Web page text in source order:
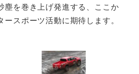
塵を巻き上げ発進する、ここか
ースポーツ活動に期待します。